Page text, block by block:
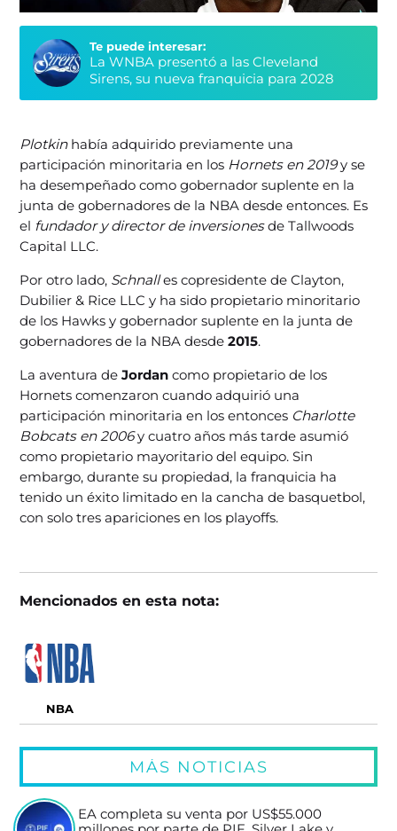
Te puede interesar:
La WNBA presentó a las Cleveland
Sirens, su nueva franquicia para 2028
Plotkinhabía adquirido previamente una
participación minoritaria en los Hornets en 2019y se
ha desempeñado como gobernador suplente en la
junta de gobernadores de la NBA desde entonces. Es
el fundador y director de inversionesde Tallwoods
Capital LLC.
Por otro lado, Schnalles copresidente de Clayton,
Dubilier & Rice LLC y ha sido propietario minoritario
de los Hawks y gobernador suplente en la junta de
gobernadores de la NBA desde2015.
La aventura deJordan como propietario de los
Hornets comenzaron cuando adquirió una
participación minoritaria en los entonces Charlotte
Bobcats en 2006y cuatro años más tarde asumió
como propietario mayoritario del equipo. Sin
embargo, durante su propiedad, la franquicia ha
tenido un éxito limitado en la cancha de basquetbol,
con solo tres apariciones en los playoffs.
Mencionados en esta nota:
NBA
MÁS NOTICIAS
EA completa su venta por US$55.000